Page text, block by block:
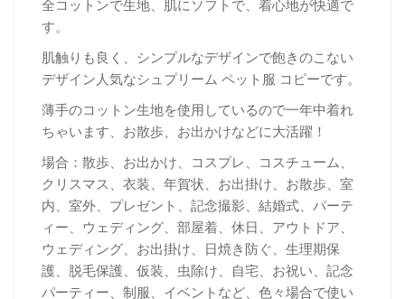
全コットンで生地、肌にソフトで、着心地が快適で
す。
肌触りも良く、シンプルなデザインで飽きのこない
デザイン人気なシュプリーム ペット服 コピーです。
薄手のコットン生地を使用しているので一年中着れ
ちゃいます、お散歩、お出かけなどに大活躍！
場合：散歩、お出かけ、コスプレ、コスチューム、
クリスマス、衣装、年賀状、お出掛け、お散歩、室
内、室外、プレゼント、記念撮影、結婚式、パーテ
ィー、ウェディング、部屋着、休日、アウトドア、
ウェディング、お出掛け、日焼き防ぐ、生理期保
護、脱毛保護、仮装、虫除け、自宅、お祝い、記念
パーティー、制服、イベントなど、色々場合で使い